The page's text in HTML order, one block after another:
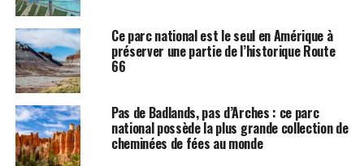
Ce parc national est le seul en Amérique à
préserver une partie de l’historique Route
66
Pas de Badlands, pas d’Arches : ce parc
national possède la plus grande collection de
cheminées de fées au monde